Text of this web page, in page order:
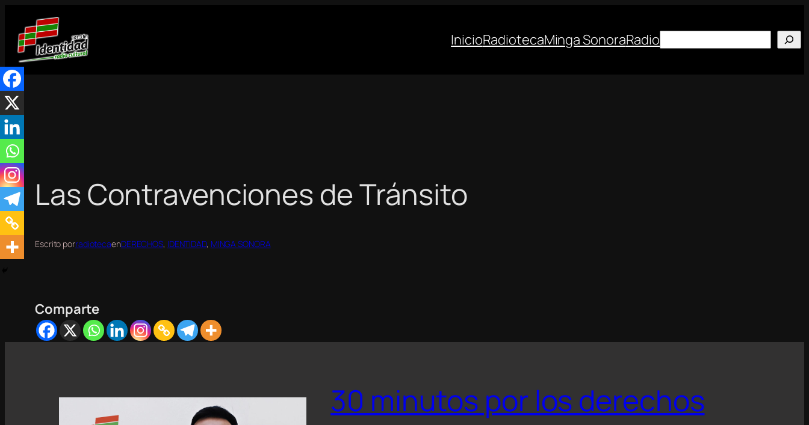
contenido
InicioRadiotecaMinga SonoraRadio
Las Contravenciones de Tránsito
Escrito porradiotecaenDERECHOS, IDENTIDAD, MINGA SONORA
Comparte
30 minutos por los derechos